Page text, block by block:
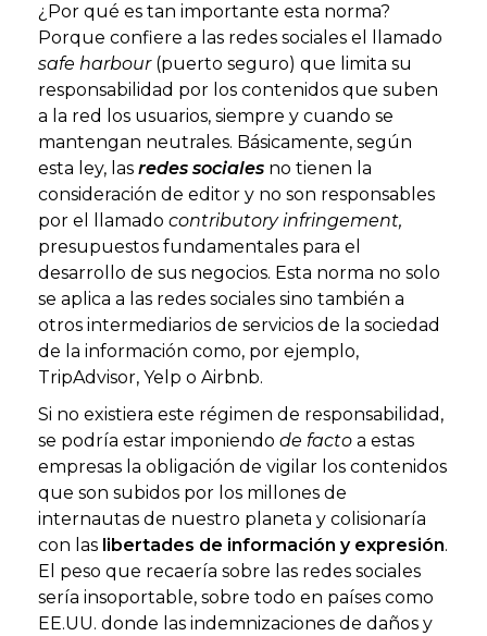
¿Por qué es tan importante esta norma?
Porque confiere a las redes sociales el llamado
safe harbour(puerto seguro) que limita su
responsabilidad por los contenidos que suben
a la red los usuarios, siempre y cuando se
mantengan neutrales. Básicamente, según
esta ley, las redes sociales no tienen la
consideración de editor y no son responsables
por el llamado contributory infringement,
presupuestos fundamentales para el
desarrollo de sus negocios. Esta norma no solo
se aplica a las redes sociales sino también a
otros intermediarios de servicios de la sociedad
de la información como, por ejemplo,
TripAdvisor, Yelp o Airbnb.
Si no existiera este régimen de responsabilidad,
se podría estar imponiendo de facto a estas
empresas la obligación de vigilar los contenidos
que son subidos por los millones de
internautas de nuestro planeta y colisionaría
con las libertades de información y expresión.
El peso que recaería sobre las redes sociales
sería insoportable, sobre todo en países como
EE.UU. donde las indemnizaciones de daños y